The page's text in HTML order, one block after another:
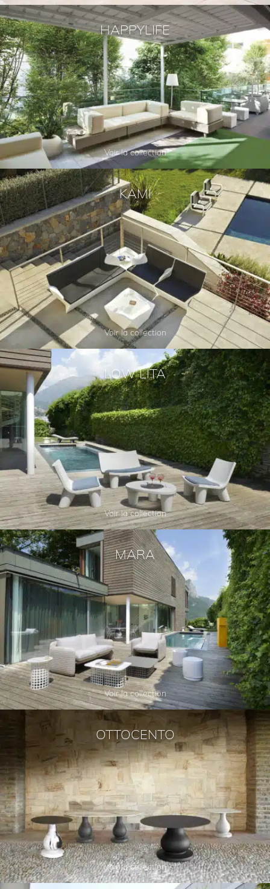
HAPPYLIFE
Voir la collection
KAMI
Voir la collection
LOW LITA
Voir la collection
MARA
Voir la collection
OTTOCENTO
Voir la collection